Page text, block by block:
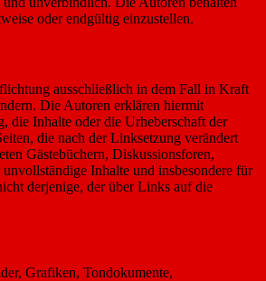
oder endgültig einzustellen.
ausschließlich in dem Fall in Kraft
Die Autoren erklären hiermit
die Inhalte oder die Urheberschaft der
die nach der Linksetzung verändert
Gästebüchern, Diskussionsforen,
Inhalte und insbesondere für
derjenige, der über Links auf die
Grafiken, Tondokumente,